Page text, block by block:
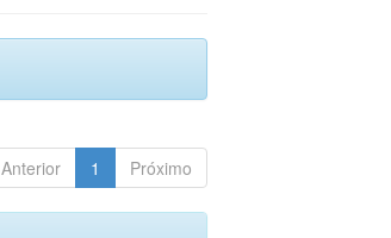
Anterior 1 Próximo